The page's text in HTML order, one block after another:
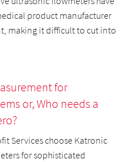
product manufacturer
making it difficult to cut into
for
or, Who needs a
Services choose Katronic
for sophisticated